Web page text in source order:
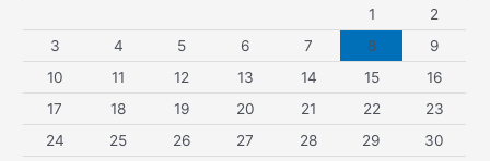
1
2
3
4 5 6 7 8
9
10
11 12 13 14 15
16
17
18 19 20 21 22
23
24
25 26 27 28 29
30